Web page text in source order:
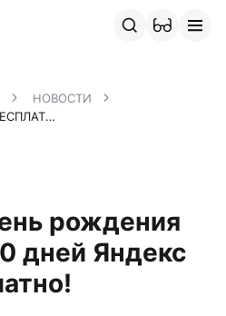
НОВОСТИ
60 ДНЕЙ ЯНДЕКС ПЛЮСА БЕСПЛАТНО!
рождения
дней Яндекс